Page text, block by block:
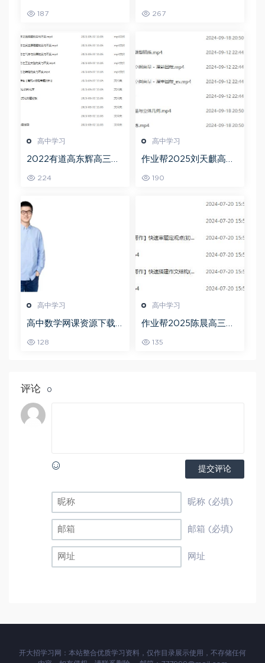
教程
187
教程
267
高中学习
2022有道高东辉高三化
频教程+讲义+点睛班
224
高中学习
作业帮2025刘天麒高二
190
高中学习
高中数学网课资源下载
数学秋季班
128
高中学习
作业帮2025陈晨高三语
班
135
评论 0
提交评论
昵称 (必填)
邮箱 (必填)
网址
开大招学习网：本站整合优质学习资料，仅作目录展示使用，不存储任何